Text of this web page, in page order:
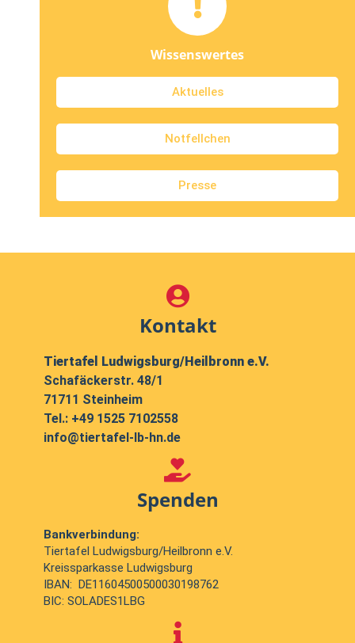
Wissenswertes
Aktuelles
Notfellchen
Presse
Kontakt
Tiertafel Ludwigsburg/Heilbronn e.V.
Schafäckerstr. 48/1
71711 Steinheim
Tel.: +49 1525 7102558
info@tiertafel-lb-hn.de
Spenden
Bankverbindung:
Tiertafel Ludwigsburg/Heilbronn e.V.
Kreissparkasse Ludwigsburg
IBAN: DE11604500500030198762
BIC: SOLADES1LBG